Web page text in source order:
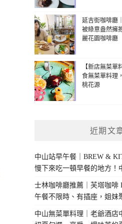
延吉街咖啡廳
被綠意盎然擁
麗花園咖啡廳
【新店無菜單
食無菜單料理
桃花源
近期文
中山站早午餐｜BREW &
慢下來吃一頓早餐的地方！
士林咖啡廳推薦｜芙塔咖啡
午餐不限時、有插座，姐妹
中山無菜單料理｜老爺酒店